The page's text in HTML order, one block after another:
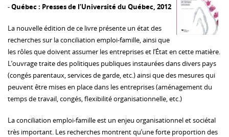
-Québec : Presses de l’Université du Québec, 2012
La nouvelle édition de ce livre présente un état des
recherches sur la conciliation emploi-famille, ainsi que
les rôles que doivent assumer les entreprises et l’État en cette matière.
L’ouvrage traite des politiques publiques instaurées dans divers pays
(congés parentaux, services de garde, etc.) ainsi que des mesures qui
peuvent être mises en place dans les entreprises (aménagement du
temps de travail, congés, flexibilité organisationnelle, etc.)
La conciliation emploi-famille est un enjeu organisationnel et sociétal
très important. Les recherches montrent qu’une forte proportion des